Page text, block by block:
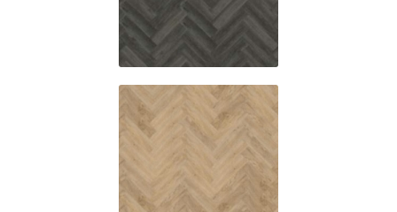
4007